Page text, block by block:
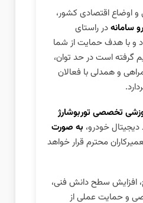
و اوضاع اقتصادی کشور،
سامانهدر راستای
و با هدف حمایت از شما
گرفته است در حد توان،
و همدلی با فعالان
تخصصی توربوشارژ
خودرو، به صورت
محترم قرار خواهد
افزایش سطح دانش فنی،
و حمایت عملی از